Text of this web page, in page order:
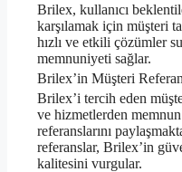
Brilex, kullanıcı
karşılamak için müşteri
hızlı ve etkili çözümler
memnuniyeti sağlar.
Brilex’in Müşteri
Brilex’i tercih eden
ve hizmetlerden
referanslarını
referanslar, Brilex’in
kalitesini vurgular.